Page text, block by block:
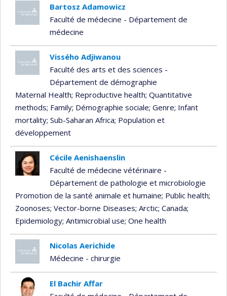
Bartosz Adamowicz
Faculté de médecine - Département de
médecine
Vissého Adjiwanou
Faculté des arts et des sciences -
Département de démographie
Maternal Health; Reproductive health; Quantitative
methods; Family; Démographie sociale; Genre; Infant
mortality; Sub-Saharan Africa; Population et
développement
Cécile Aenishaenslin
Faculté de médecine vétérinaire -
Département de pathologie et microbiologie
Promotion de la santé animale et humaine; Public health;
Zoonoses; Vector-borne Diseases; Arctic; Canada;
Epidemiology; Antimicrobial use; One health
Nicolas Aerichide
Médecine - chirurgie
El Bachir Affar